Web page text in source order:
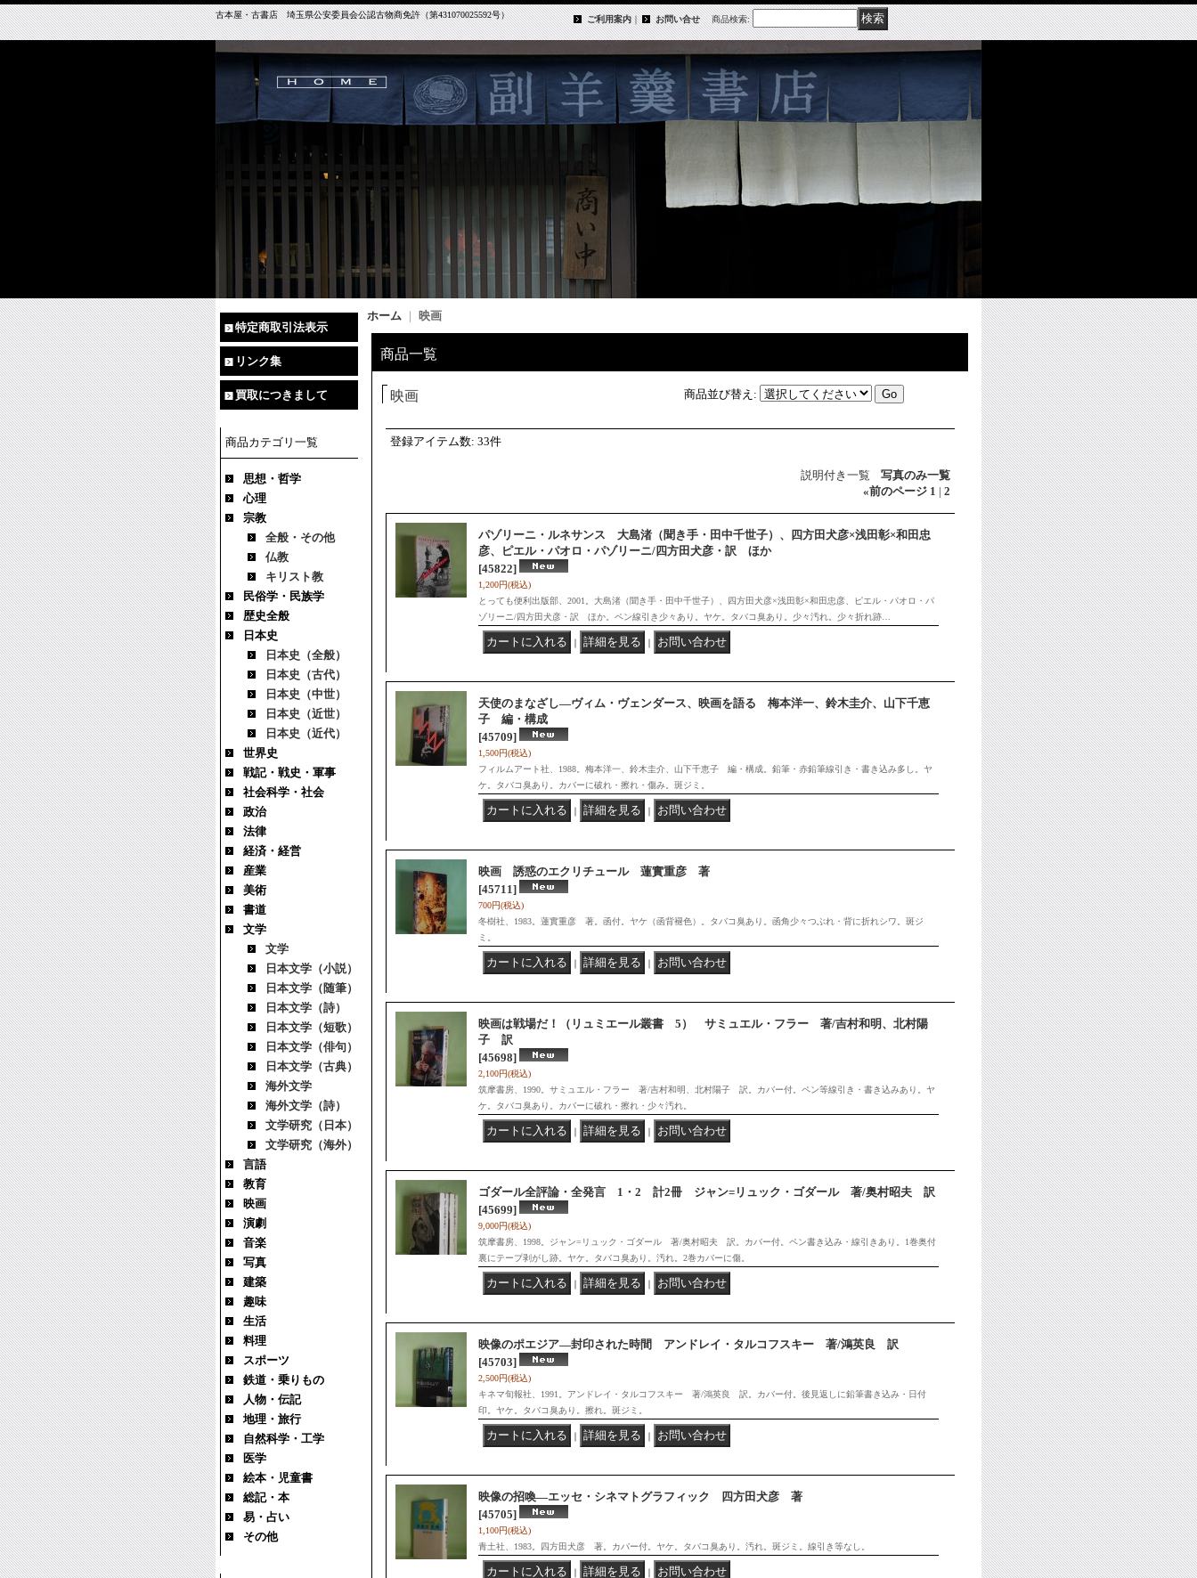
古本屋・古書店 埼玉県公安委員会公認古物商免許（第431070025592号） ご利用案内｜ お問い合せ 商品検索:
特定商取引法表示
リンク集
買取につきまして
商品カテゴリ一覧
思想・哲学
心理
宗教
全般・その他
仏教
キリスト教
民俗学・民族学
歴史全般
日本史
日本史（全般）
日本史（古代）
日本史（中世）
日本史（近世）
日本史（近代）
世界史
戦記・戦史・軍事
社会科学・社会
政治
法律
経済・経営
産業
美術
書道
文学
文学
日本文学（小説）
日本文学（随筆）
日本文学（詩）
日本文学（短歌）
日本文学（俳句）
日本文学（古典）
海外文学
海外文学（詩）
文学研究（日本）
文学研究（海外）
言語
教育
映画
演劇
音楽
写真
建築
趣味
生活
料理
スポーツ
鉄道・乗りもの
人物・伝記
地理・旅行
自然科学・工学
医学
絵本・児童書
総記・本
易・占い
その他
ホーム 映画
商品一覧
映画 商品並び替え :
登録アイテム数: 33件
説明付き一覧 写真のみ一覧
«前のページ 1 | 2
パゾリーニ・ルネサンス 大島渚（聞き手・田中千世子）、四方田犬彦×浅田彰×和田忠
彦、ピエル・パオロ・パゾリーニ/四方田犬彦・訳 ほか
[45822]
1,200円(税込)
とっても便利出版部、2001。大島渚（聞き手・田中千世子）、四方田犬彦×浅田彰×和田忠彦、ピエル・パオロ・パ
ゾリーニ/四方田犬彦・訳 ほか。ペン線引き少々あり。ヤケ。タバコ臭あり。少々汚れ。少々折れ跡…
｜ ｜
天使のまなざし―ヴィム・ヴェンダース、映画を語る 梅本洋一、鈴木圭介、山下千恵
子 編・構成
[45709]
1,500円(税込)
フィルムアート社、1988。梅本洋一、鈴木圭介、山下千恵子 編・構成。鉛筆・赤鉛筆線引き・書き込み多し。ヤ
ケ。タバコ臭あり。カバーに破れ・擦れ・傷み。斑ジミ。
｜ ｜
映画 誘惑のエクリチュール 蓮實重彦 著
[45711]
700円(税込)
冬樹社、1983。蓮實重彦 著。函付。ヤケ（函背褪色）。タバコ臭あり。函角少々つぶれ・背に折れシワ。斑ジ
ミ。
｜ ｜
映画は戦場だ！（リュミエール叢書 5） サミュエル・フラー 著/吉村和明、北村陽
子 訳
[45698]
2,100円(税込)
筑摩書房、1990。サミュエル・フラー 著/吉村和明、北村陽子 訳。カバー付。ペン等線引き・書き込みあり。ヤ
ケ。タバコ臭あり。カバーに破れ・擦れ・少々汚れ。
｜ ｜
ゴダール全評論・全発言 1・2 計2冊 ジャン=リュック・ゴダール 著/奥村昭夫 訳
[45699]
9,000円(税込)
筑摩書房、1998。ジャン=リュック・ゴダール 著/奥村昭夫 訳。カバー付。ペン書き込み・線引きあり。1巻奥付
裏にテープ剥がし跡。ヤケ。タバコ臭あり。汚れ。2巻カバーに傷。
｜ ｜
映像のポエジア―封印された時間 アンドレイ・タルコフスキー 著/鴻英良 訳
[45703]
2,500円(税込)
キネマ旬報社、1991。アンドレイ・タルコフスキー 著/鴻英良 訳。カバー付。後見返しに鉛筆書き込み・日付
印。ヤケ。タバコ臭あり。擦れ。斑ジミ。
｜ ｜
映像の招喚―エッセ・シネマトグラフィック 四方田犬彦 著
[45705]
1,100円(税込)
青土社、1983。四方田犬彦 著。カバー付。ヤケ。タバコ臭あり。汚れ。斑ジミ。線引き等なし。
｜ ｜